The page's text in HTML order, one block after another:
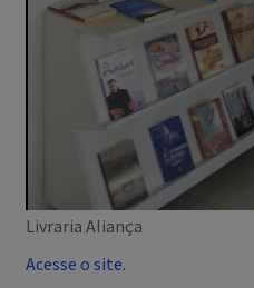
Livraria Aliança
Acesse o site.